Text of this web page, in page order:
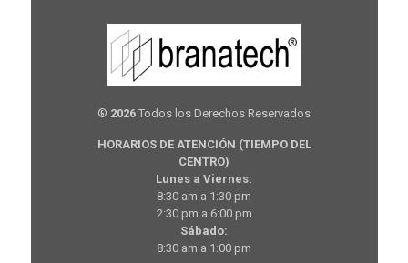
® 2026 Todos los Derechos Reservados
HORARIOS DE ATENCIÓN (TIEMPO DEL
CENTRO)
Lunes a Viernes:
8:30 am a 1:30 pm
2:30 pm a 6:00 pm
Sábado:
8:30 am a 1:00 pm